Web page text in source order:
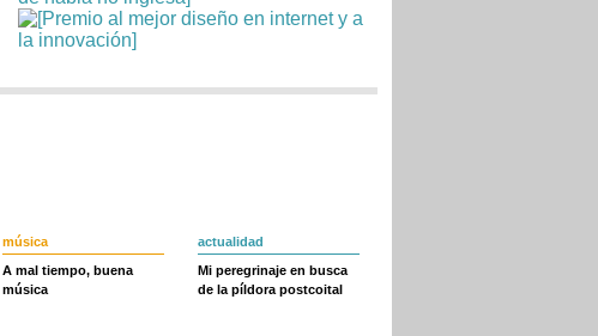
música
A mal tiempo, buena
música
actualidad
Mi peregrinaje en busca
de la píldora postcoital